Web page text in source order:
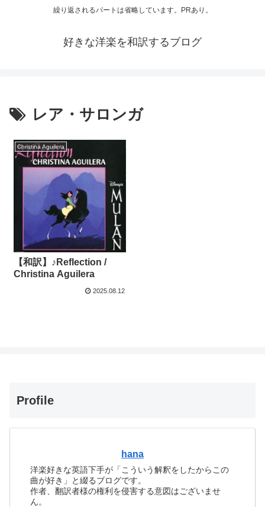
繰り返されるパートは省略しています。PRあり。
好きな洋楽を和訳するブログ
レア・サロンガ
Christina Aguilera
【和訳】♪Reflection /
Christina Aguilera
2025.08.12
Profile
hana
洋楽好きな英語下手が「こういう解釈をしたからこの
曲が好き」と綴るブログです。
作者、翻訳者様の権利を侵害する意図はございませ
ん。